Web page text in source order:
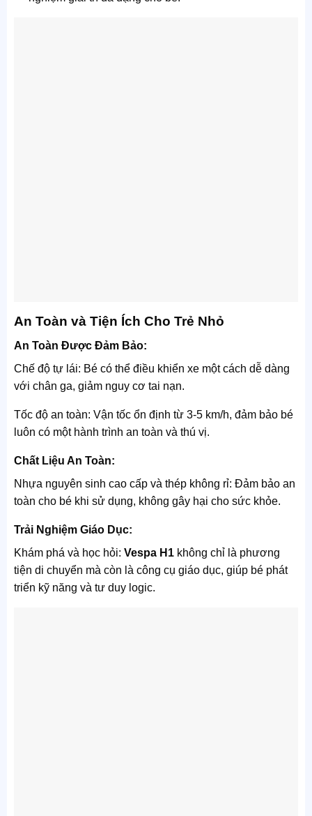
An Toàn và Tiện Ích Cho Trẻ Nhỏ
An Toàn Được Đảm Bảo:
Chế độ tự lái: Bé có thể điều khiển xe một cách dễ dàng
với chân ga, giảm nguy cơ tai nạn.
Tốc độ an toàn: Vận tốc ổn định từ 3-5 km/h, đảm bảo bé
luôn có một hành trình an toàn và thú vị.
Chất Liệu An Toàn:
Nhựa nguyên sinh cao cấp và thép không rỉ: Đảm bảo an
toàn cho bé khi sử dụng, không gây hại cho sức khỏe.
Trải Nghiệm Giáo Dục:
Khám phá và học hỏi: Vespa H1 không chỉ là phương
tiện di chuyển mà còn là công cụ giáo dục, giúp bé phát
triển kỹ năng và tư duy logic.